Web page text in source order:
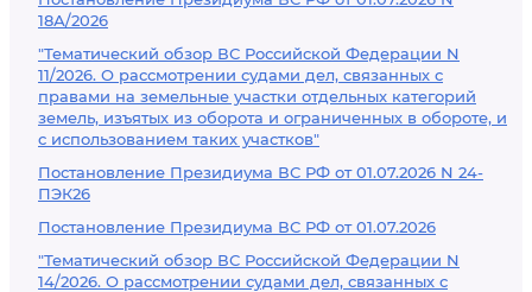
18А/2026
"Тематический обзор ВС Российской Федерации N
11/2026. О рассмотрении судами дел, связанных с
правами на земельные участки отдельных категорий
земель, изъятых из оборота и ограниченных в обороте, и
с использованием таких участков"
Постановление Президиума ВС РФ от 01.07.2026 N 24-
ПЭК26
Постановление Президиума ВС РФ от 01.07.2026
"Тематический обзор ВС Российской Федерации N
14/2026. О рассмотрении судами дел, связанных с